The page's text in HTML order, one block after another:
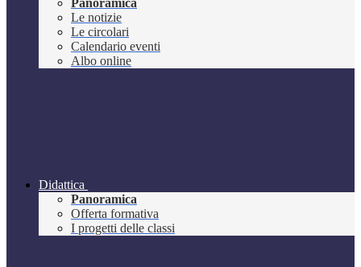
Panoramica
Le notizie
Le circolari
Calendario eventi
Albo online
Didattica
Panoramica
Offerta formativa
I progetti delle classi